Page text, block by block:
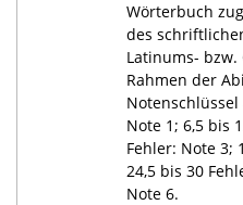
Wörterbuch
des
Latinums-
Rahmen der
Note 1; 6,5 bis
Fehler: Note 3;
24,5 bis 30
Note 6.